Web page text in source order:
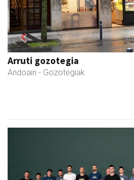
Arruti gozotegia
Andoain - Gozotegiak
Previous